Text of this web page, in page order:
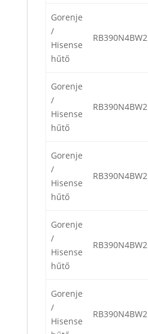
Gorenje
/
Hisense
hűtő
RB390N4BW2
Gorenje
/
Hisense
hűtő
RB390N4BW2
Gorenje
/
Hisense
hűtő
RB390N4BW2
Gorenje
/
Hisense
hűtő
RB390N4BW2
Gorenje
/
Hisense
RB390N4BW2